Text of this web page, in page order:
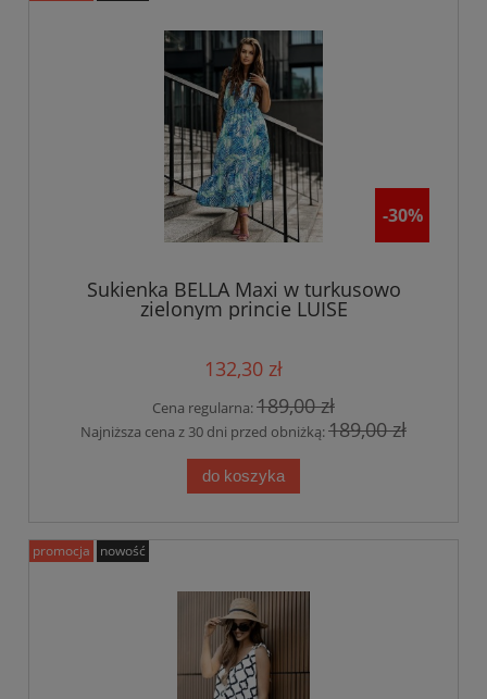
-30%
Sukienka BELLA Maxi w turkusowo
zielonym princie LUISE
132,30 zł
Cena regularna:189,00 zł
Najniższa cena z 30 dni przed obniżką:189,00 zł
do koszyka
promocja nowość